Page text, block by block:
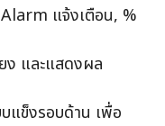
แจ้งเตือน, %
ง และแสดงผล
แข็งรอบด้าน เพื่อ